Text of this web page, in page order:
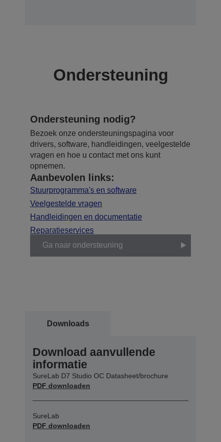
Ondersteuning
Ondersteuning nodig?
Bezoek onze ondersteuningspagina voor
drivers, software, handleidingen, veelgestelde
vragen en hoe u contact met ons kunt
opnemen.
Aanbevolen links:
Stuurprogramma's en software
Veelgestelde vragen
Handleidingen en documentatie
Reparatieservices
Ga naar ondersteuning
Downloads
Download aanvullende
informatie
SureLab D7 Studio OC Datasheet/brochure
PDF downloaden
SureLab
PDF downloaden